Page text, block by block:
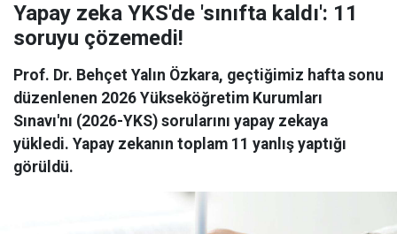
Yapay zeka YKS'de 'sınıfta kaldı': 11
soruyu çözemedi!
Prof. Dr. Behçet Yalın Özkara, geçtiğimiz hafta sonu
düzenlenen 2026 Yükseköğretim Kurumları
Sınavı'nı (2026-YKS) sorularını yapay zekaya
yükledi. Yapay zekanın toplam 11 yanlış yaptığı
görüldü.